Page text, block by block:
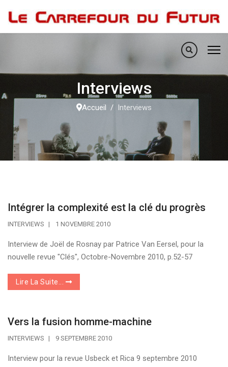
Interviews
Accueil Interviews
Intégrer la complexité est la clé du progrès
INTERVIEWS 1 NOVEMBRE 2010
Interview de Joël de Rosnay par Patrice Van Eersel, pour la
nouvelle revue "Clés", Octobre-Novembre 2010, p.52-57
Lire La Suite...
Vers la fusion homme-machine
INTERVIEWS 9 SEPTEMBRE 2010
Interview pour la revue Usbeck et Rica 9 septembre 2010